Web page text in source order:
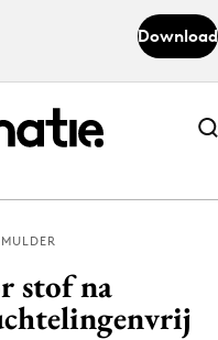
Download
Abonneer nu
Abonneer nu
stof na